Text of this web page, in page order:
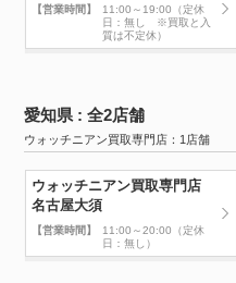
【営業時間】
11:00～19:00（定休
日：無し ※買取と入
質は不定休）
愛知県 : 全2店舗
ウォッチニアン買取専門店：1店
ウォッチニアン買取専門店
名古屋大須
【営業時間】
11:00～20:00（定休
日：無し）